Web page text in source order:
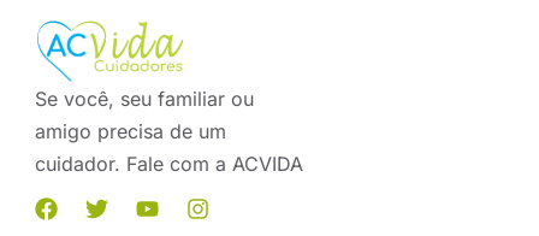
Se você, seu familiar ou
amigo precisa de um
cuidador. Fale com a ACVIDA